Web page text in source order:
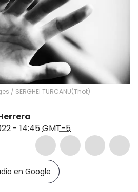
/ SERGHEI TURCANU(Thot)
- 14:45GMT-5
en Google